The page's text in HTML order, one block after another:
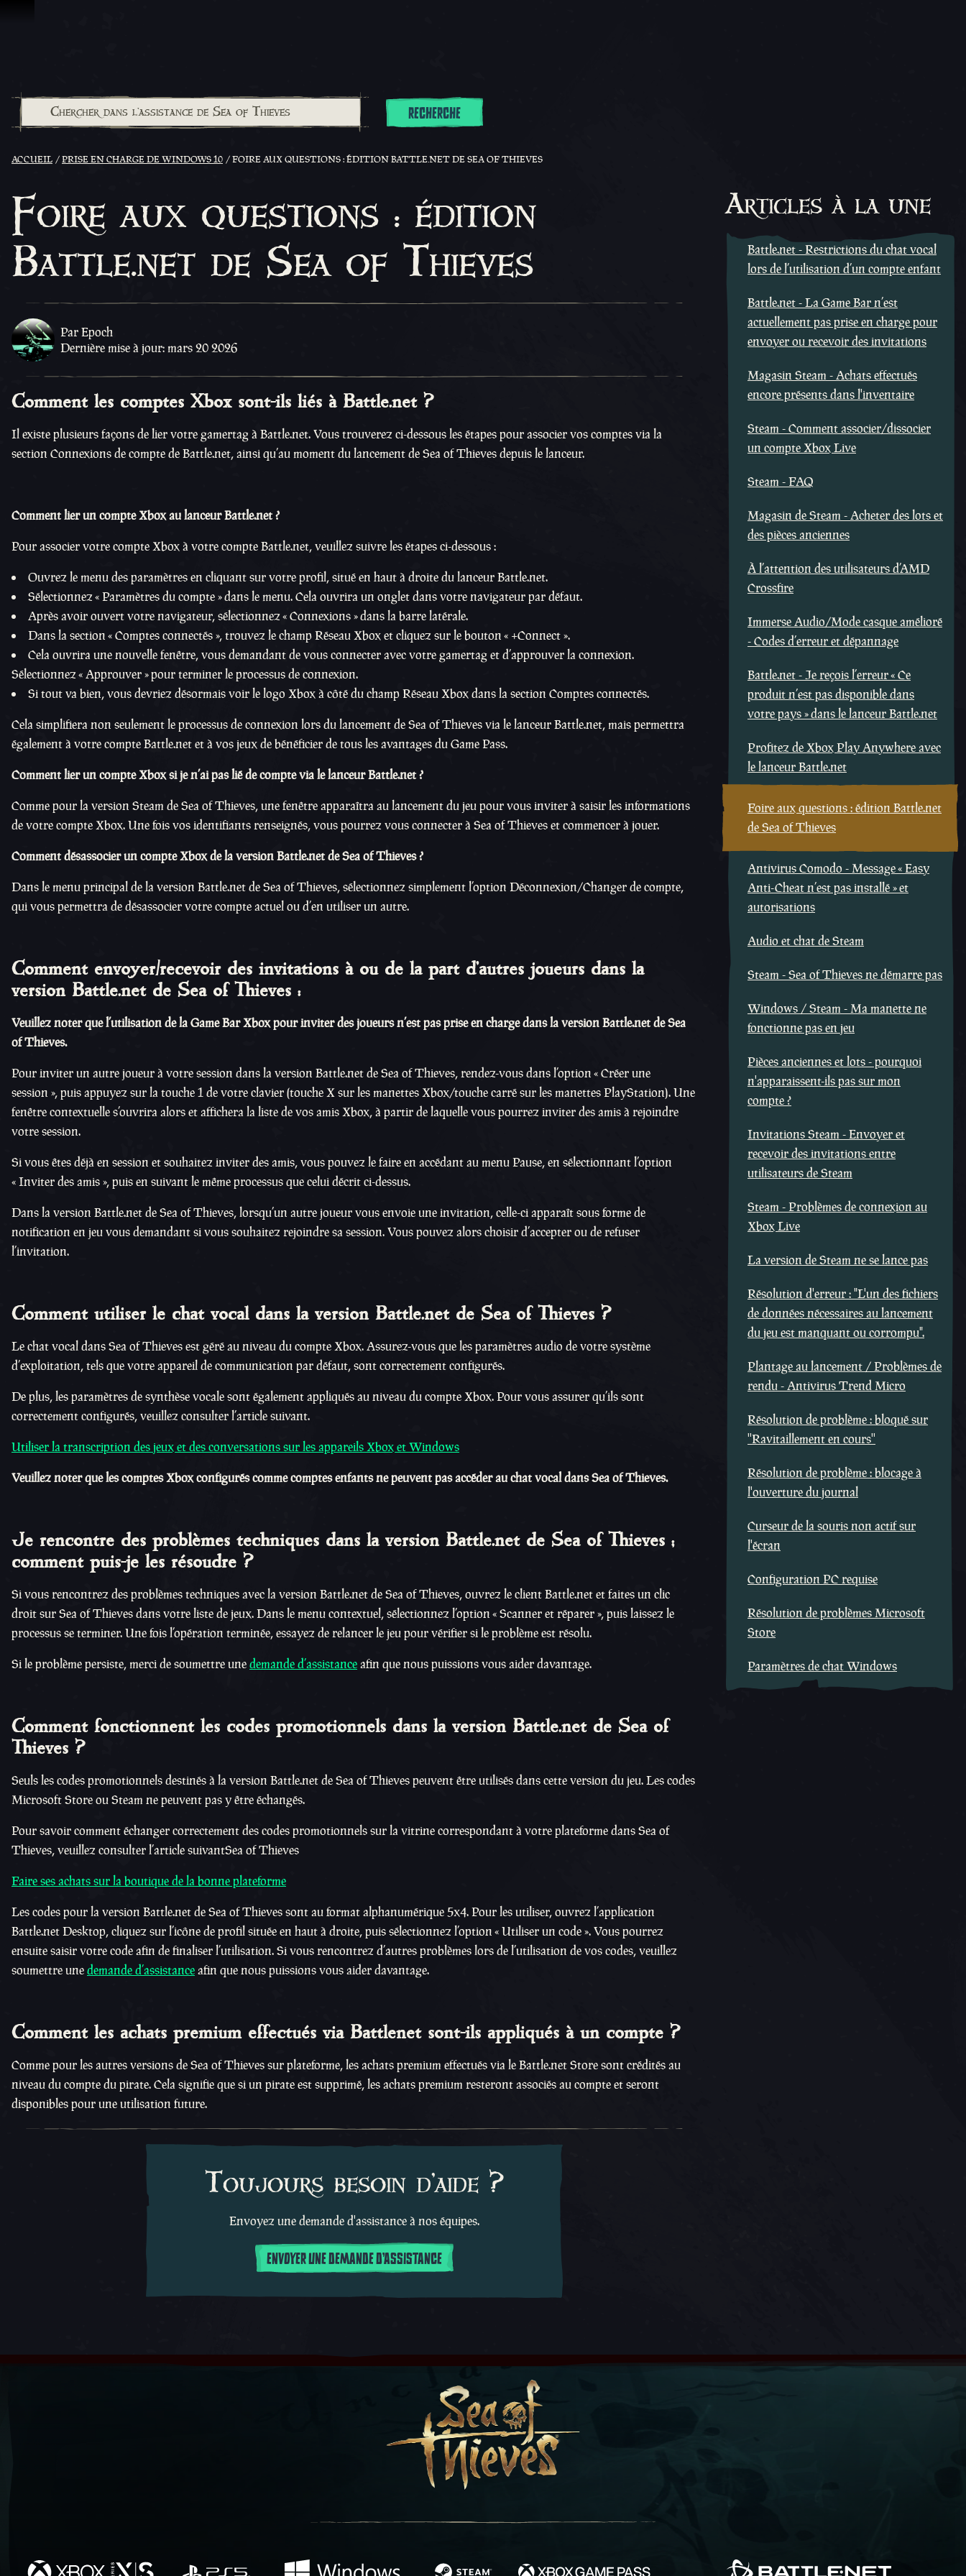
RECHERCHE
ACCUEIL PRISE EN CHARGE DE WINDOWS 10 FOIRE AUX QUESTIONS : ÉDITION BATTLE.NET DE SEA OF THIEVES
Foire aux questions : édition
Battle.net de Sea of Thieves
Par Epoch
Dernière mise à jour: mars 20 2026
Comment les comptes Xbox sont-ils liés à Battle.net ?
Il existe plusieurs façons de lier votre gamertag à Battle.net. Vous trouverez ci-dessous les étapes pour associer vos comptes via la
section Connexions de compte de Battle.net, ainsi qu’au moment du lancement de Sea of Thieves depuis le lanceur.
Comment lier un compte Xbox au lanceur Battle.net ?
Pour associer votre compte Xbox à votre compte Battle.net, veuillez suivre les étapes ci-dessous :
Ouvrez le menu des paramètres en cliquant sur votre profil, situé en haut à droite du lanceur Battle.net.
Sélectionnez « Paramètres du compte » dans le menu. Cela ouvrira un onglet dans votre navigateur par défaut.
Après avoir ouvert votre navigateur, sélectionnez « Connexions » dans la barre latérale.
Dans la section « Comptes connectés », trouvez le champ Réseau Xbox et cliquez sur le bouton « +Connect ».
Cela ouvrira une nouvelle fenêtre, vous demandant de vous connecter avec votre gamertag et d’approuver la connexion.
Sélectionnez « Approuver » pour terminer le processus de connexion.
Si tout va bien, vous devriez désormais voir le logo Xbox à côté du champ Réseau Xbox dans la section Comptes connectés.
Cela simplifiera non seulement le processus de connexion lors du lancement de Sea of Thieves via le lanceur Battle.net, mais permettra
également à votre compte Battle.net et à vos jeux de bénéficier de tous les avantages du Game Pass.
Comment lier un compte Xbox si je n’ai pas lié de compte via le lanceur Battle.net ?
Comme pour la version Steam de Sea of Thieves, une fenêtre apparaîtra au lancement du jeu pour vous inviter à saisir les informations
de votre compte Xbox. Une fois vos identifiants renseignés, vous pourrez vous connecter à Sea of Thieves et commencer à jouer.
Comment désassocier un compte Xbox de la version Battle.net de Sea of Thieves ?
Dans le menu principal de la version Battle.net de Sea of Thieves, sélectionnez simplement l’option Déconnexion/Changer de compte,
qui vous permettra de désassocier votre compte actuel ou d’en utiliser un autre.
Comment envoyer/recevoir des invitations à ou de la part d’autres joueurs dans la
version Battle.net de Sea of Thieves :
Veuillez noter que l’utilisation de la Game Bar Xbox pour inviter des joueurs n’est pas prise en charge dans la version Battle.net de Sea
of Thieves.
Pour inviter un autre joueur à votre session dans la version Battle.net de Sea of Thieves, rendez-vous dans l’option « Créer une
session », puis appuyez sur la touche 1 de votre clavier (touche X sur les manettes Xbox/touche carré sur les manettes PlayStation). Une
fenêtre contextuelle s’ouvrira alors et affichera la liste de vos amis Xbox, à partir de laquelle vous pourrez inviter des amis à rejoindre
votre session.
Si vous êtes déjà en session et souhaitez inviter des amis, vous pouvez le faire en accédant au menu Pause, en sélectionnant l’option
« Inviter des amis », puis en suivant le même processus que celui décrit ci-dessus.
Dans la version Battle.net de Sea of Thieves, lorsqu’un autre joueur vous envoie une invitation, celle-ci apparaît sous forme de
notification en jeu vous demandant si vous souhaitez rejoindre sa session. Vous pouvez alors choisir d’accepter ou de refuser
l’invitation.
Comment utiliser le chat vocal dans la version Battle.net de Sea of Thieves ?
Le chat vocal dans Sea of Thieves est géré au niveau du compte Xbox. Assurez-vous que les paramètres audio de votre système
d’exploitation, tels que votre appareil de communication par défaut, sont correctement configurés.
De plus, les paramètres de synthèse vocale sont également appliqués au niveau du compte Xbox. Pour vous assurer qu’ils sont
correctement configurés, veuillez consulter l’article suivant.
Utiliser la transcription des jeux et des conversations sur les appareils Xbox et Windows
Veuillez noter que les comptes Xbox configurés comme comptes enfants ne peuvent pas accéder au chat vocal dans Sea of Thieves.
Je rencontre des problèmes techniques dans la version Battle.net de Sea of Thieves ;
comment puis-je les résoudre ?
Si vous rencontrez des problèmes techniques avec la version Battle.net de Sea of Thieves, ouvrez le client Battle.net et faites un clic
droit sur Sea of Thieves dans votre liste de jeux. Dans le menu contextuel, sélectionnez l’option « Scanner et réparer », puis laissez le
processus se terminer. Une fois l’opération terminée, essayez de relancer le jeu pour vérifier si le problème est résolu.
Si le problème persiste, merci de soumettre unedemande d’assistanceafin que nous puissions vous aider davantage.
Comment fonctionnent les codes promotionnels dans la version Battle.net de Sea of
Thieves ?
Seuls les codes promotionnels destinés à la version Battle.net de Sea of Thieves peuvent être utilisés dans cette version du jeu. Les codes
Microsoft Store ou Steam ne peuvent pas y être échangés.
Pour savoir comment échanger correctement des codes promotionnels sur la vitrine correspondant à votre plateforme dans Sea of
Thieves, veuillez consulter l’article suivantSea of Thieves
Faire ses achats sur la boutique de la bonne plateforme
Les codes pour la version Battle.net de Sea of Thieves sont au format alphanumérique 5x4. Pour les utiliser, ouvrez l’application
Battle.net Desktop, cliquez sur l’icône de profil située en haut à droite, puis sélectionnez l’option « Utiliser un code ». Vous pourrez
ensuite saisir votre code afin de finaliser l’utilisation. Si vous rencontrez d’autres problèmes lors de l’utilisation de vos codes, veuillez
soumettre unedemande d’assistanceafin que nous puissions vous aider davantage.
Comment les achats premium effectués via Battlenet sont-ils appliqués à un compte ?
Comme pour les autres versions de Sea of Thieves sur plateforme, les achats premium effectués via le Battle.net Store sont crédités au
niveau du compte du pirate. Cela signifie que si un pirate est supprimé, les achats premium resteront associés au compte et seront
disponibles pour une utilisation future.
Toujours besoin d'aide ?
Envoyez une demande d'assistance à nos équipes.
ENVOYER UNE DEMANDE D'ASSISTANCE
Articles à la une
Battle.net - Restrictions du chat vocal
lors de l’utilisation d’un compte enfant
Battle.net - La Game Bar n’est
actuellement pas prise en charge pour
envoyer ou recevoir des invitations
Magasin Steam - Achats effectués
encore présents dans l'inventaire
Steam - Comment associer/dissocier
un compte Xbox Live
Steam - FAQ
Magasin de Steam - Acheter des lots et
des pièces anciennes
À l’attention des utilisateurs d’AMD
Crossfire
Immerse Audio/Mode casque amélioré
- Codes d’erreur et dépannage
Battle.net - Je reçois l’erreur « Ce
produit n’est pas disponible dans
votre pays » dans le lanceur Battle.net
Profitez de Xbox Play Anywhere avec
le lanceur Battle.net
Foire aux questions : édition Battle.net
de Sea of Thieves
Antivirus Comodo - Message « Easy
Anti-Cheat n’est pas installé » et
autorisations
Audio et chat de Steam
Steam - Sea of Thieves ne démarre pas
Windows / Steam - Ma manette ne
fonctionne pas en jeu
Pièces anciennes et lots - pourquoi
n'apparaissent-ils pas sur mon
compte ?
Invitations Steam - Envoyer et
recevoir des invitations entre
utilisateurs de Steam
Steam - Problèmes de connexion au
Xbox Live
La version de Steam ne se lance pas
Résolution d'erreur : "L'un des fichiers
de données nécessaires au lancement
du jeu est manquant ou corrompu".
Plantage au lancement / Problèmes de
rendu - Antivirus Trend Micro
Résolution de problème : bloqué sur
''Ravitaillement en cours''
Résolution de problème : blocage à
l'ouverture du journal
Curseur de la souris non actif sur
l'écran
Configuration PC requise
Résolution de problèmes Microsoft
Store
Paramètres de chat Windows